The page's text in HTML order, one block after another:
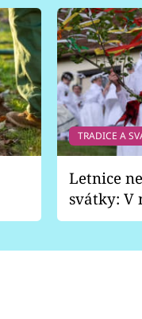
TRADICE A
Letnice
svátky: V
pondělí